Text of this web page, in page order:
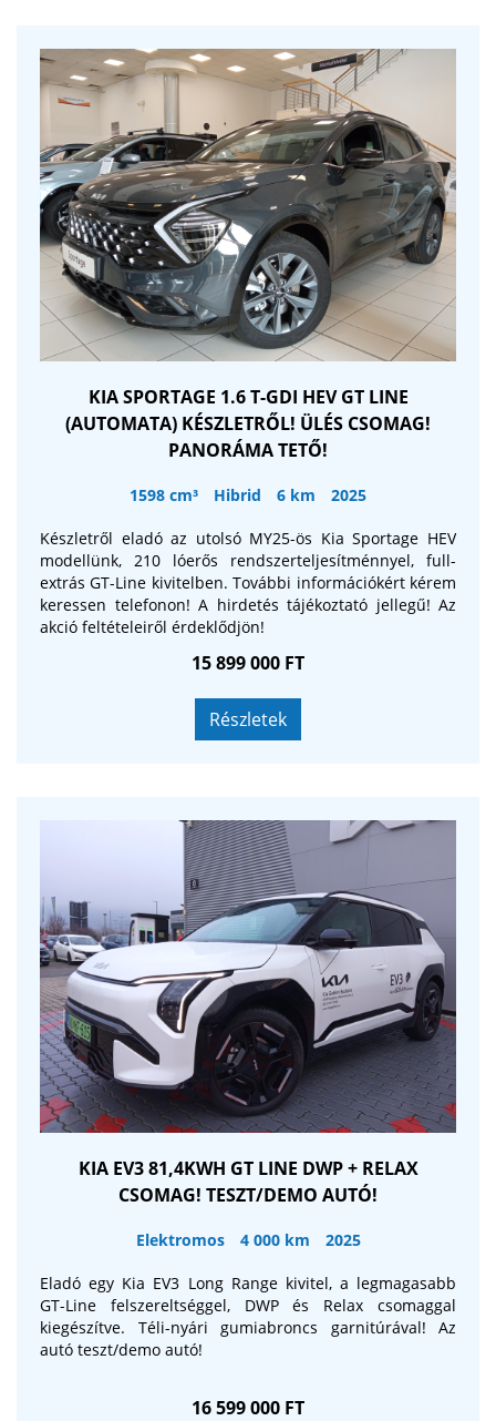
272 lóerős teljesítmény lenyűgöző dinamizmust biztosít,
miközben az automata váltó és az elsőkerék-meghajtás
gondoskodik a könnyed, kényelmes vezetésről városban
és országúton egyaránt. A gazdag alapfelszereltség
része a 12,3 colos digitális kijelző, az Apple CarPlay és
Android Auto támogatás, valamint az MG Pilot fejlett
vezetéstámogató rendszer, amelyben az adaptív
tempomattól a sávtartó asszisztensig minden a
biztonságodat szolgálja. Az elegáns fekete vagy
aranyhomok szövetkárpitozás, az automata klíma és a
hátsó légbeömlők pedig még komfortosabbá teszik az
utazást. MG HS PHEV Comfort gazdaságos,
környezetbarát, kompromisszumok nélkül. Tapasztald
meg a hibrid vezetés élményét most elérhető
közelségben a GABLINI KFT-nél!
KIA SPORTAGE 1.6 T-GDI HEV GT LINE
(AUTOMATA) KÉSZLETRŐL! ÜLÉS CSOMAG!
PANORÁMA TETŐ!
1598 cm³ Hibrid 6 km 2025
Készletről eladó az utolsó MY25-ös Kia Sportage HEV
modellünk, 210 lóerős rendszerteljesítménnyel, full-
extrás GT-Line kivitelben. További információkért kérem
keressen telefonon! A hirdetés tájékoztató jellegű! Az
akció feltételeiről érdeklődjön!
15 899 000 FT
Részletek
KIA EV3 81,4KWH GT LINE DWP + RELAX
CSOMAG! TESZT/DEMO AUTÓ!
Elektromos 4 000 km 2025
Eladó egy Kia EV3 Long Range kivitel, a legmagasabb
GT-Line felszereltséggel, DWP és Relax csomaggal
kiegészítve. Téli-nyári gumiabroncs garnitúrával! Az
autó teszt/demo autó!
16 599 000 FT